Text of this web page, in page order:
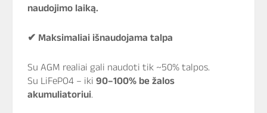
naudojimo laiką.
✔ Maksimaliai išnaudojama talpa
Su AGM realiai gali naudoti tik ~50% talpos.
Su LiFePO4 – iki 90–100% be žalos
akumuliatoriui.